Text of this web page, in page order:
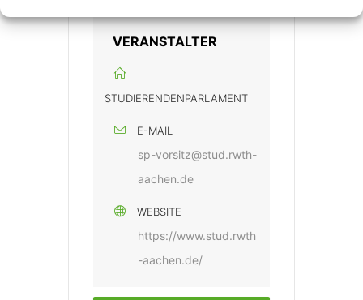
VERANSTALTER
STUDIERENDENPARLAMENT
E-MAIL
sp-vorsitz@stud.rwth-
aachen.de
WEBSITE
https://www.stud.rwth
-aachen.de/